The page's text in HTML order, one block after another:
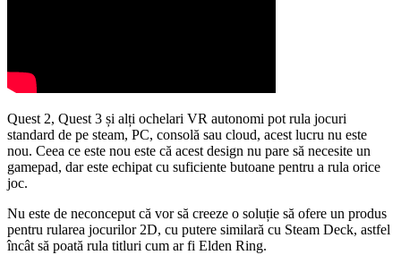
Quest 2, Quest 3 și alți ochelari VR autonomi pot rula jocuri
standard de pe steam, PC, consolă sau cloud, acest lucru nu este
nou. Ceea ce este nou este că acest design nu pare să necesite un
gamepad, dar este echipat cu suficiente butoane pentru a rula orice
joc.
Nu este de neconceput că vor să creeze o soluție să ofere un produs
pentru rularea jocurilor 2D, cu putere similară cu Steam Deck, astfel
încât să poată rula titluri cum ar fi Elden Ring.